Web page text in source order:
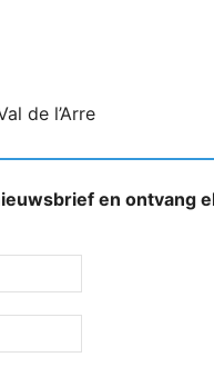
de l’Arre
en ontvang